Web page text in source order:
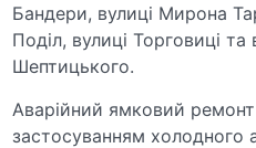
Бандери, вулиці Мирона
Поділ, вулиці Торговиці та
Шептицького.
Аварійний ямковий
застосуванням холодного